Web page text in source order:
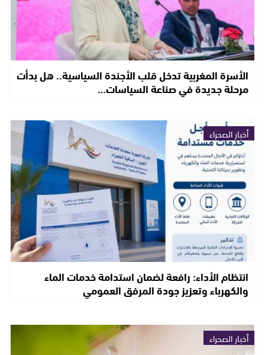
الأسرة المغربية تدخل قلب الأجندة السياسية.. هل بدأت
مرحلة جديدة في صناعة السياسات…
أخبار الصحراء
انتظام الأداء: رافعة لضمان استدامة خدمات الماء
والكهرباء وتعزيز جودة المرفق العمومي
أخبار الصحراء